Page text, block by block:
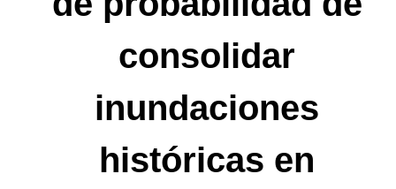
consolidar
inundaciones
históricas en